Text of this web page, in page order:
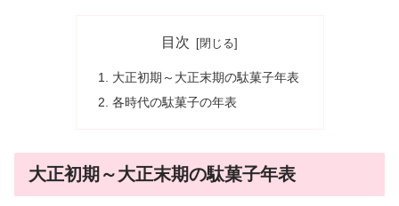
目次
大正初期～大正末期の駄菓子年表
各時代の駄菓子の年表
大正初期～大正末期の駄菓子年表